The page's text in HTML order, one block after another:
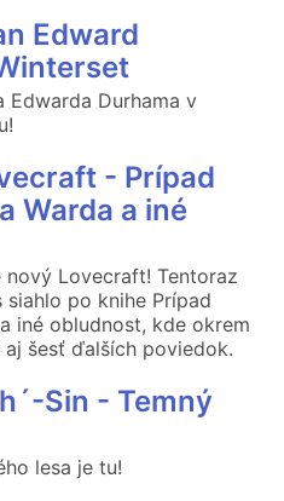
Edward
Edwarda Durhama v
- Prípad
Warda a iné
Lovecraft! Tentoraz
po knihe Prípad
iné obludnost, kde okrem
šesť ďalších poviedok.
Sin - Temný
lesa je tu!